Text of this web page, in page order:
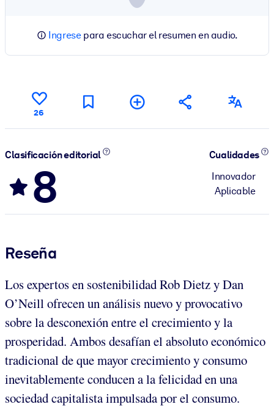
Ingresepara escuchar el resumen en audio.
26
Clasificación editorial
8
Cualidades
Innovador
Aplicable
Reseña
Los expertos en sostenibilidad Rob Dietz y Dan
O’Neill ofrecen un análisis nuevo y provocativo
sobre la desconexión entre el crecimiento y la
prosperidad. Ambos desafían el absoluto económico
tradicional de que mayor crecimiento y consumo
inevitablemente conducen a la felicidad en una
sociedad capitalista impulsada por el consumo.